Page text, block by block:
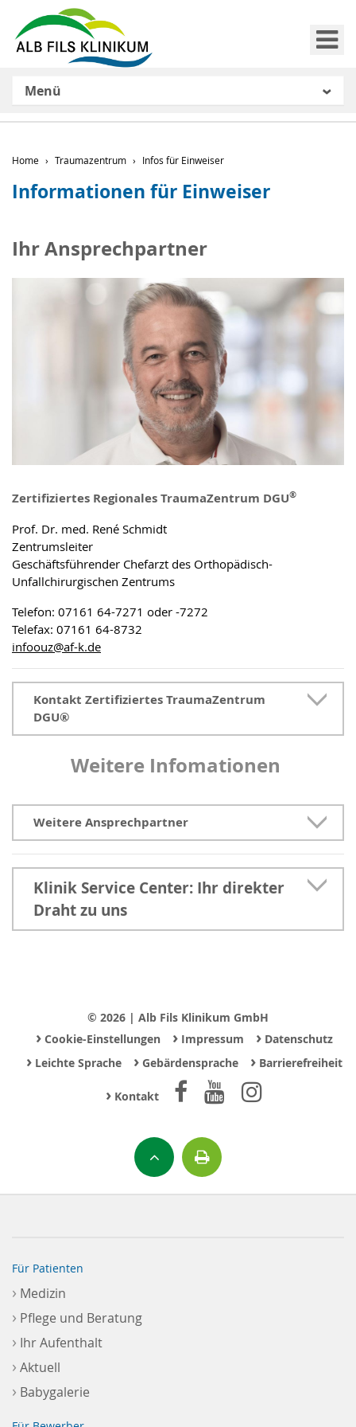
Menü
Home Traumazentrum Infos für Einweiser
Informationen für Einweiser
Ihr Ansprechpartner
Zertifiziertes Regionales TraumaZentrum DGU®
Prof. Dr. med. René Schmidt
Zentrumsleiter
Geschäftsführender Chefarzt des Orthopädisch-
Unfallchirurgischen Zentrums
Telefon: 07161 64-7271 oder -7272
Telefax: 07161 64-8732
infoouz@af-k.de
Kontakt Zertifiziertes TraumaZentrum
DGU®
Weitere Infomationen
Weitere Ansprechpartner
Klinik Service Center: Ihr direkter
Draht zu uns
© 2026 | Alb Fils Klinikum GmbH
›Cookie-Einstellungen ›Impressum ›Datenschutz
›Leichte Sprache ›Gebärdensprache ›Barrierefreiheit
› Kontakt
Für Patienten
› Medizin
› Pflege und Beratung
› Ihr Aufenthalt
› Aktuell
› Babygalerie